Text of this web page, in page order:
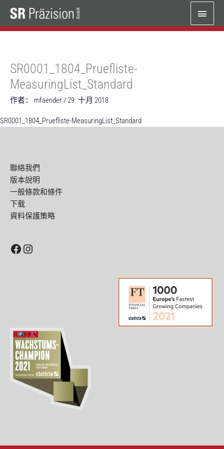
内
主
菜
SR0001_1804_Pruefliste-
MeasuringList_Standard
作者： mfaender /29. 十月 2018
SR0001_1804_Pruefliste-MeasuringList_Standard
聯絡我們
版本說明
一般條款和條件
下载
資料保護策略
Facebook
Instagram